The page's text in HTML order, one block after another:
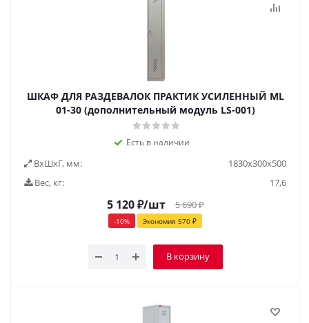
ШКАФ ДЛЯ РАЗДЕВАЛОК ПРАКТИК УСИЛЕННЫЙ ML
01-30 (дополнительный модуль LS-001)
Есть в наличии
ВxШxГ, мм:
1830х300х500
Вес, кг:
17,6
5 120₽/шт 5 690₽
-10% Экономия 570 ₽
В корзину